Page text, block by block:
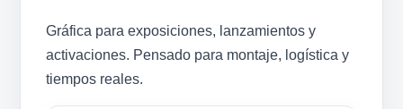
Gráfica para exposiciones, lanzamientos y
activaciones. Pensado para montaje, logística y
tiempos reales.